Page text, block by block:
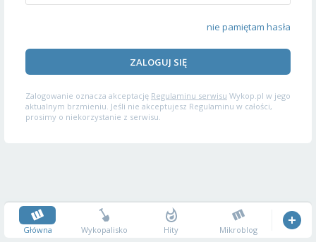
nie pamiętam hasła
ZALOGUJ SIĘ
Zalogowanie oznacza akceptację Regulaminu serwisu Wykop.pl w jego
aktualnym brzmieniu. Jeśli nie akceptujesz Regulaminu w całości,
prosimy o niekorzystanie z serwisu.
Główna Wykopalisko Hity Mikroblog